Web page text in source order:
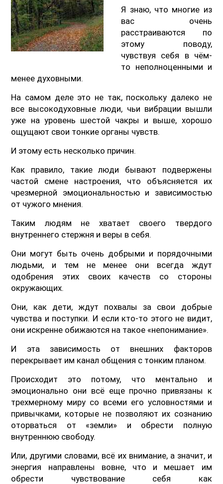
Я знаю, что многие из
вас очень
расстраиваются по
этому поводу,
чувствуя себя в чём-
то неполноценными и
менее духовными.
На самом деле это не так, поскольку далеко не
все высокодуховные люди, чьи вибрации вышли
уже на уровень шестой чакры и выше, хорошо
ощущают свои тонкие органы чувств.
И этому есть несколько причин.
Как правило, такие люди бывают подвержены
частой смене настроения, что объясняется их
чрезмерной эмоциональностью и зависимостью
от чужого мнения.
Таким людям не хватает своего твердого
внутреннего стержня и веры в себя.
Они могут быть очень добрыми и порядочными
людьми, и тем не менее они всегда ждут
одобрения этих своих качеств со стороны
окружающих.
Они, как дети, ждут похвалы за свои добрые
чувства и поступки. И если кто-то этого не видит,
они искренне обижаются на такое «непонимание».
И эта зависимость от внешних факторов
перекрывает им канал общения с тонким планом.
Происходит это потому, что ментально и
эмоционально они всё еще прочно привязаны к
трехмерному миру со всеми его условностями и
привычками, которые не позволяют их сознанию
оторваться от «земли» и обрести полную
внутреннюю свободу.
Или, другими словами, всё их внимание, а значит, и
энергия направлены вовне, что и мешает им
обрести чувствование себя как